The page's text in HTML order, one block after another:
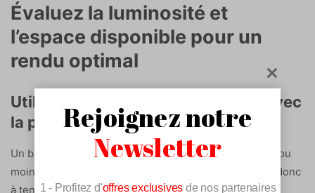
Évaluez la luminosité et
l’espace disponible pour un
rendu optimal
Utilisez les contrastes pour jouer avec
la perception de l’espace
Un bon choix de couleurs peut rendre une pièce plus ou
moins spacieuse aux yeux de ses occupants, pensez donc
à tenir compte de ce facteur dans votre processus de
Rejoignez notre
Newsletter
1 - Profitez d'offres exclusives de nos partenaires